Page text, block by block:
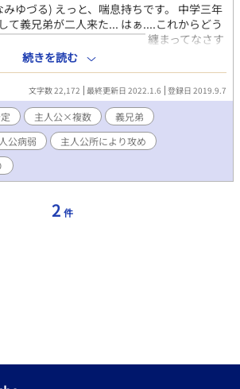
ゆづる) えっと、喘息持ちです。 中学三年
て義兄弟が二人来た... はぁ....これからどう
￣￣￣￣￣￣￣￣￣￣￣￣ 纏まってなさす
満足です！ 学生が書いているので、語彙力
( ；∀；) 題名定まってないので変える可能
感想もらえると嬉しいです(*´∀｀*) 最初の
思います！そこんとこ把握よろしくです(*
ところは ※ このマークつけときます！ 初
続きを読む
文字数 22,172 最終更新日 2022.1.6 登録日 2019.9.7
主人公×複数
義兄弟
公病弱
主人公所により攻め
2 件